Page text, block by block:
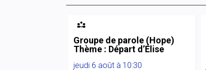

Groupe de parole (Hope)
Thème : Départ d’Élise
jeudi 6 août à 10:30